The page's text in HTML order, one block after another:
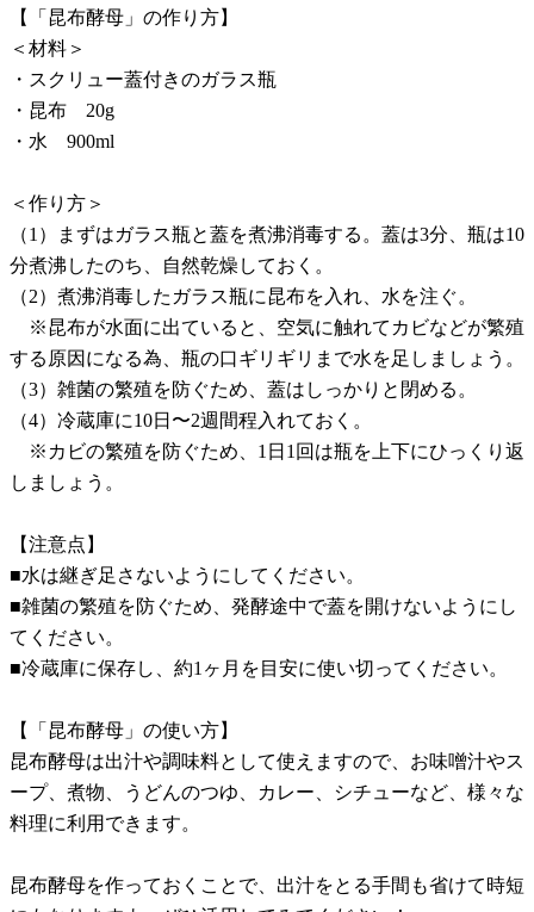
【「昆布酵母」の作り方】
＜材料＞
・スクリュー蓋付きのガラス瓶
・昆布 20g
・水 900ml
＜作り方＞
（1）まずはガラス瓶と蓋を煮沸消毒する。蓋は3分、瓶は10
分煮沸したのち、自然乾燥しておく。
（2）煮沸消毒したガラス瓶に昆布を入れ、水を注ぐ。
※昆布が水面に出ていると、空気に触れてカビなどが繁殖
する原因になる為、瓶の口ギリギリまで水を足しましょう。
（3）雑菌の繁殖を防ぐため、蓋はしっかりと閉める。
（4）冷蔵庫に10日〜2週間程入れておく。
※カビの繁殖を防ぐため、1日1回は瓶を上下にひっくり返
しましょう。
【注意点】
■水は継ぎ足さないようにしてください。
■雑菌の繁殖を防ぐため、発酵途中で蓋を開けないようにし
てください。
■冷蔵庫に保存し、約1ヶ月を目安に使い切ってください。
【「昆布酵母」の使い方】
昆布酵母は出汁や調味料として使えますので、お味噌汁やス
ープ、煮物、うどんのつゆ、カレー、シチューなど、様々な
料理に利用できます。
昆布酵母を作っておくことで、出汁をとる手間も省けて時短